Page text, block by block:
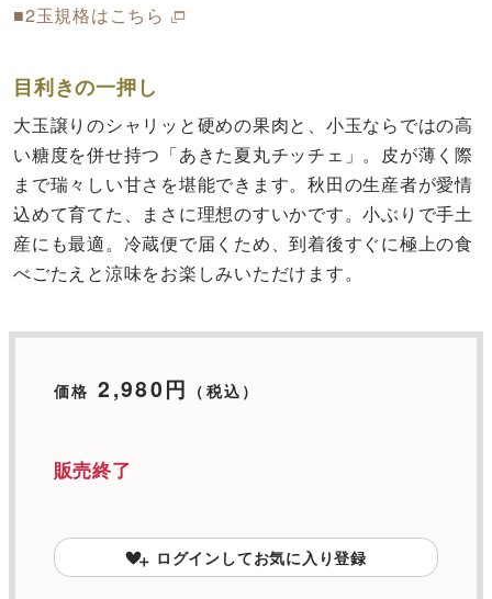
■2玉規格はこちら
目利きの一押し
大玉譲りのシャリッと硬めの果肉と、小玉ならではの高
い糖度を併せ持つ「あきた夏丸チッチェ」。皮が薄く際
まで瑞々しい甘さを堪能できます。秋田の生産者が愛情
込めて育てた、まさに理想のすいかです。小ぶりで手土
産にも最適。冷蔵便で届くため、到着後すぐに極上の食
べごたえと涼味をお楽しみいただけます。
価格 2,980円 （税込）
販売終了
ログインしてお気に入り登録